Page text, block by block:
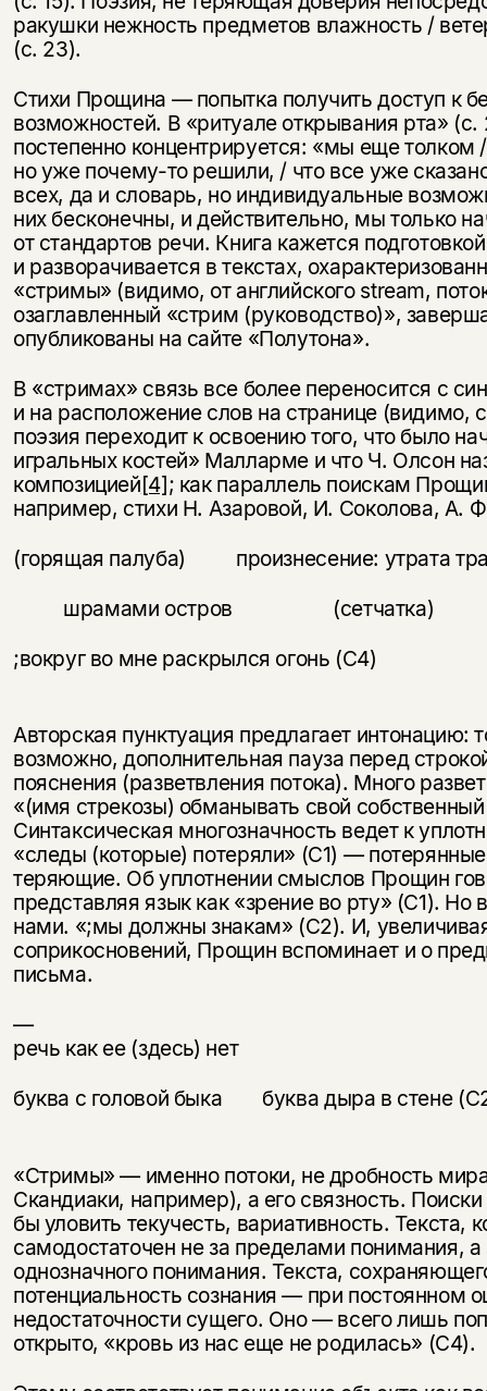
ракушки нежность предметов влажность /
(с. 23).
Стихи Прощина — попытка получить доступ к
возможностей. В «ритуале открывания рта» (с.
постепенно концентрируется: «мы еще толком
но уже почему-то решили, / что все уже
всех, да и словарь, но индивидуальные
них бесконечны, и действительно, мы только
от стандартов речи. Книга кажется
и разворачивается в текстах,
«стримы» (видимо, от английского stream,
озаглавленный «стрим (руководство)»,
опубликованы на сайте «Полутона».
В «стримах» связь все более переносится с
и на расположение слов на странице (видимо,
поэзия переходит к освоению того, что было
игральных костей» Малларме и что Ч. Олсон
композицией[4]; как параллель поискам
например, стихи Н. Азаровой, И. Соколова, А.
(горящая палуба) произнесение: утрата
шрамами остров (сетчатка)
;вокруг во мне раскрылся огонь (С4)
Авторская пунктуация предлагает интонацию:
возможно, дополнительная пауза перед
пояснения (разветвления потока). Много
«(имя стрекозы) обманывать свой
Синтаксическая многозначность ведет к
«следы (которые) потеряли» (С1) —
теряющие. Об уплотнении смыслов Прощин
представляя язык как «зрение во рту» (С1).
нами. «;мы должны знакам» (С2). И,
соприкосновений, Прощин вспоминает и о
письма.
речь как ее (здесь) нет
буква с головой быка буква дыра в стене
«Стримы» — именно потоки, не дробность
Скандиаки, например), а его связность.
бы уловить текучесть, вариативность. Текста,
самодостаточен не за пределами понимания,
однозначного понимания. Текста,
потенциальность сознания — при постоянном
недостаточности сущего. Оно — всего лишь
открыто, «кровь из нас еще не родилась» (С4).
подписаться
подписаться
несовершеннолетних
Скажите, пожалуйста,
да
нет, вернуться назад